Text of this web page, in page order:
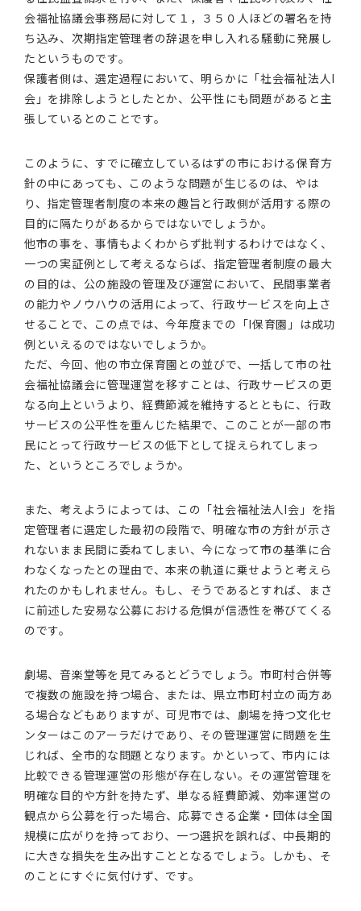
会福祉協議会事務局に対して１，３５０人ほどの署名を持
ち込み、次期指定管理者の辞退を申し入れる騒動に発展し
たというものです。
保護者側は、選定過程において、明らかに「社会福祉法人I
会」を排除しようとしたとか、公平性にも問題があると主
張しているとのことです。
このように、すでに確立しているはずの市における保育方
針の中にあっても、このような問題が生じるのは、やは
り、指定管理者制度の本来の趣旨と行政側が活用する際の
目的に隔たりがあるからではないでしょうか。
他市の事を、事情もよくわからず批判するわけではなく、
一つの実証例として考えるならば、指定管理者制度の最大
の目的は、公の施設の管理及び運営において、民間事業者
の能力やノウハウの活用によって、行政サービスを向上さ
せることで、この点では、今年度までの「I保育園」は成功
例といえるのではないでしょうか。
ただ、今回、他の市立保育園との並びで、一括して市の社
会福祉協議会に管理運営を移すことは、行政サービスの更
なる向上というより、経費節減を維持するとともに、行政
サービスの公平性を重んじた結果で、このことが一部の市
民にとって行政サービスの低下として捉えられてしまっ
た、というところでしょうか。
また、考えようによっては、この「社会福祉法人I会」を指
定管理者に選定した最初の段階で、明確な市の方針が示さ
れないまま民間に委ねてしまい、今になって市の基準に合
わなくなったとの理由で、本来の軌道に乗せようと考えら
れたのかもしれません。もし、そうであるとすれば、まさ
に前述した安易な公募における危惧が信憑性を帯びてくる
のです。
劇場、音楽堂等を見てみるとどうでしょう。市町村合併等
で複数の施設を持つ場合、または、県立市町村立の両方あ
る場合などもありますが、可児市では、劇場を持つ文化セ
ンターはこのアーラだけであり、その管理運営に問題を生
じれば、全市的な問題となります。かといって、市内には
比較できる管理運営の形態が存在しない。その運営管理を
明確な目的や方針を持たず、単なる経費節減、効率運営の
観点から公募を行った場合、応募できる企業・団体は全国
規模に広がりを持っており、一つ選択を誤れば、中長期的
に大きな損失を生み出すこととなるでしょう。しかも、そ
のことにすぐに気付けず、です。